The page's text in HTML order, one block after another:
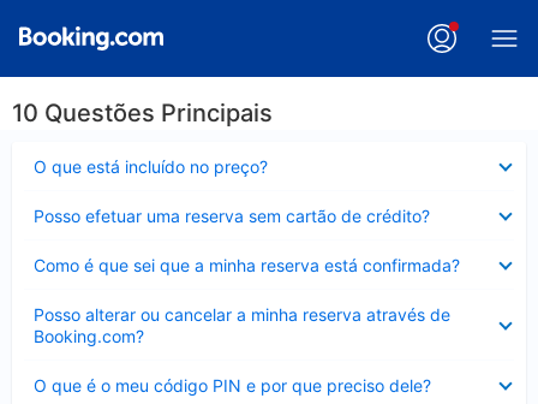
10 Questões Principais
O que está incluído no preço?
fechado
Posso efetuar uma reserva sem cartão de crédito?
fechado
Como é que sei que a minha reserva está confirmada?
fechado
Posso alterar ou cancelar a minha reserva através de
Booking.com?
fechado
O que é o meu código PIN e por que preciso dele?
fechado